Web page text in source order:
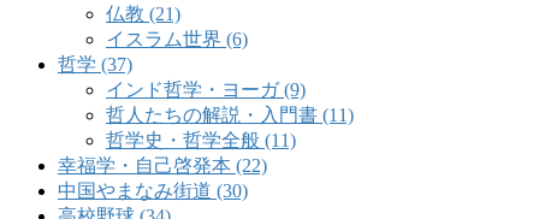
仏教 (21)
イスラム世界 (6)
哲学 (37)
インド哲学・ヨーガ (9)
哲人たちの解説・入門書 (11)
哲学史・哲学全般 (11)
幸福学・自己啓発本 (22)
中国やまなみ街道 (30)